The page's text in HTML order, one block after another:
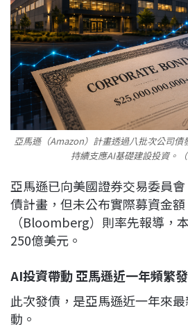
亞馬遜（Amazon）計畫透過八批次公司債
持續支應AI基礎建設投資。（
亞馬遜已向美國證券交易委員
債計畫，但未公布實際募資金
（Bloomberg）則率先報導，
250億美元。
AI投資帶動 亞馬遜近一年頻繁
此次發債，是亞馬遜近一年來
動。